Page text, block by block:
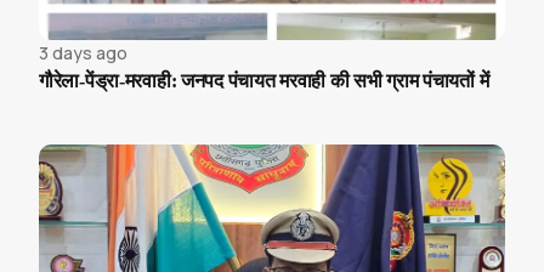
3 days ago
गौरेला-पेंड्रा-मरवाही: जनपद पंचायत मरवाही की सभी ग्राम पंचायतों में